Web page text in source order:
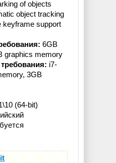
of objects
object tracking
keyframe support
6GB
graphics memory
i7-
3GB
(64-bit)